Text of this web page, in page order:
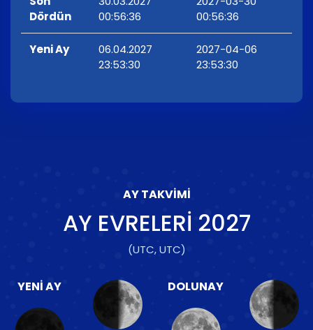
Dördün
00:56:36
00:56:36
Yeni Ay
06.04.2027
23:53:30
2027-04-06
23:53:30
AY TAKVIMI
AY EVRELERI 2027
(UTC, UTC)
YENI AY DOLUNAY